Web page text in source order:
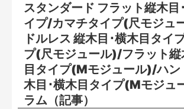
スタンダード フラット縦木目
イプ/カマチタイプ(尺モジュ
ドルレス 縦木目･横木目タイ
プ(尺モジュール)/フラット縦
目タイプ(Mモジュール)/ハン
木目･横木目タイプ(Mモジュ
ラム（記事）